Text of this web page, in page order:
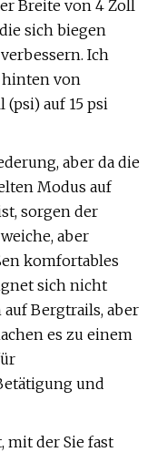
Breite von 4 Zoll
sich biegen
Ich
hinten von
auf 15 psi
aber da die
Modus auf
sorgen der
aber
komfortables
sich nicht
Bergtrails, aber
es zu einem
und
mit der Sie fast